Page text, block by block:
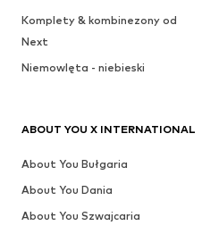
Komplety & kombinezony od
Next
Niemowlęta - niebieski
ABOUT YOU X INTERNATIONAL
About You Bułgaria
About You Dania
About You Szwajcaria